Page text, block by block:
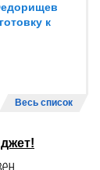
к
Весь список